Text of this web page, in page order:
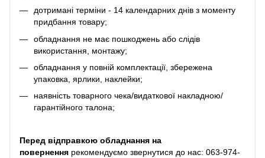
дотримані терміни - 14 календарних днів з моменту
придбання товару;
обладнання не має пошкоджень або слідів
використання, монтажу;
обладнання у повній комплектації, збережена
упаковка, ярлики, наклейки;
наявність товарного чека/видаткової накладною/
гарантійного талона;
Перед відправкою обладнання на
повернення рекомендуємо звернутися до нас: 063-974-